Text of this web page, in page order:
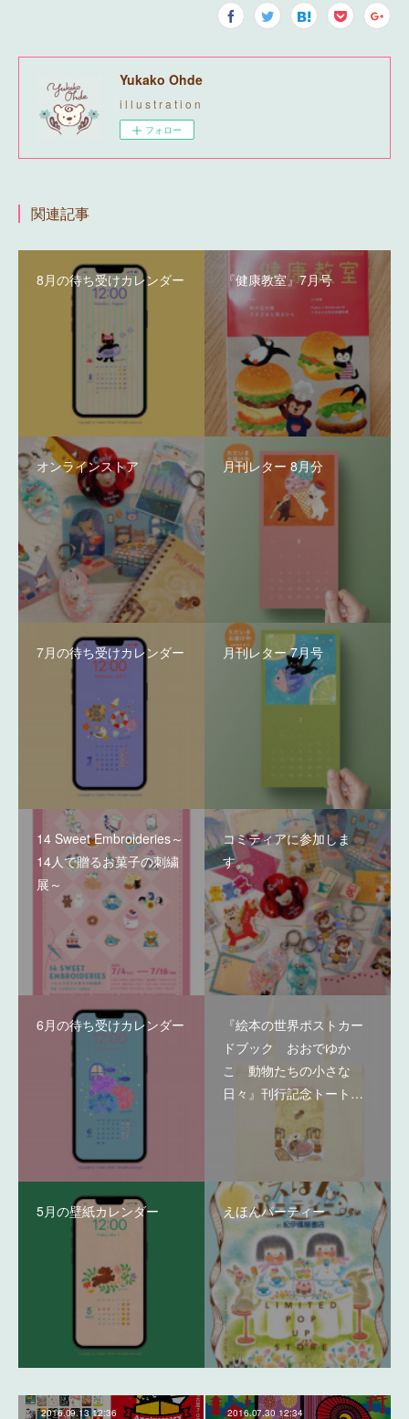
Yukako Ohde
i l l u s t r a t i o n
フォロー
関連記事
8月の待ち受けカレンダー 『健康教室』7月号
オンラインストア 月刊レター 8月分
7月の待ち受けカレンダー 月刊レター 7月号
14 Sweet Embroideries～
14人で贈るお菓子の刺繍
展～
コミティアに参加しま
す。
6月の待ち受けカレンダー
『絵本の世界ポストカー
ドブック おおでゆか
こ 動物たちの小さな
日々』刊行記念トート…
5月の壁紙カレンダー えほんパーティー
2016.09.13 12:36 2016.07.30 12:34